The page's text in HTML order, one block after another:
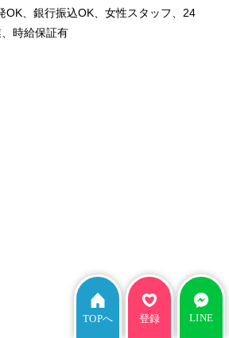
OK、銀行振込OK、女性スタッフ、24
時給保証有
TOPへ 登録 LINE